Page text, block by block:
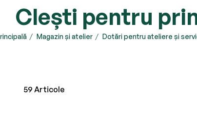
Clești pentru
Magazin și atelier Dotări pentru ateliere și
59 Articole